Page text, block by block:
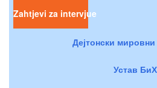
Zahtjevi za intervjue
Дејтонски
Устав БиХ